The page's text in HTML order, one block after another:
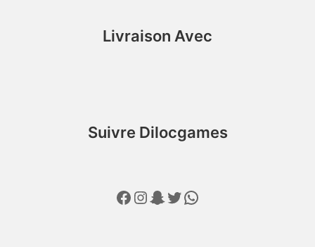
Livraison Avec
Suivre Dilocgames
Facebook
Instagram
Snapchat
Twitter
WhatsApp